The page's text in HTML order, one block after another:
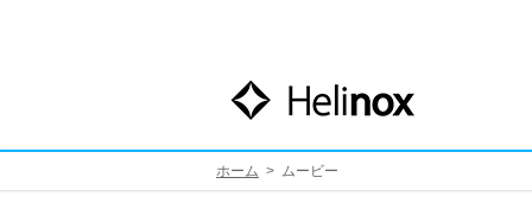
ホーム > ムービー